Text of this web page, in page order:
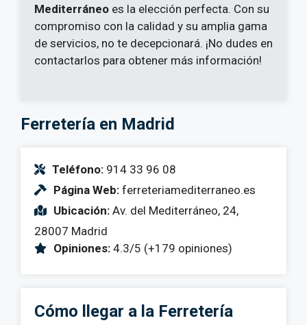
Mediterráneo es la elección perfecta. Con su
compromiso con la calidad y su amplia gama
de servicios, no te decepcionará. ¡No dudes en
contactarlos para obtener más información!
Ferretería en Madrid
Teléfono: 914 33 96 08
Página Web: ferreteriamediterraneo.es
Ubicación: Av. del Mediterráneo, 24,
28007 Madrid
Opiniones: 4.3/5 (+179 opiniones)
Cómo llegar a la Ferretería